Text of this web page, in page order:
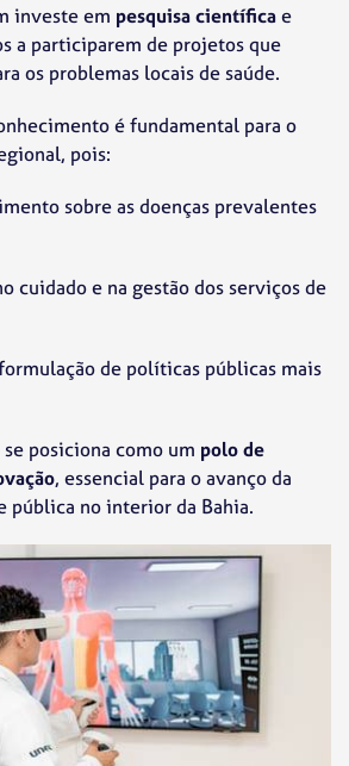
investe em pesquisa científicae
a participarem de projetos que
os problemas locais de saúde.
é fundamental para o
pois:
sobre as doenças prevalentes
cuidado e na gestão dos serviços de
de políticas públicas mais
posiciona como um polo de
, essencial para o avanço da
pública no interior da Bahia.